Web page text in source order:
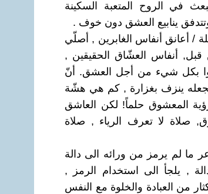
في الروح المتعبة السكينة
وتتدفق ينابيع العشق دون خوف .
/ أعانق أنفاس الغابرين , أصلّي
أنفاس العشّاق الحقيقين ,
بكل شيء من أجل العشق. أنّ
ينزف بغزارة , كم هي هشّة
المعشوق حلماً! لكن العاشق
صلاة لا تعرف الرياء , صلاة
ما لم يرمز من ورائه الى دالة
, يلجأ الى استخدام الرمز ,
من العبادة والخلوة مع النفس